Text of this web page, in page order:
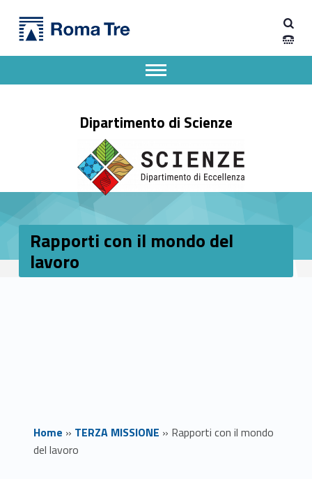
Rapporti con il mondo del lavoro - Dipartimento di Scienze
Dipartimento di Scienze
Apri il menu secondario
Header info sidebar
Rapporti con il mondo del
lavoro
Home » TERZA MISSIONE » Rapporti con il mondo
del lavoro